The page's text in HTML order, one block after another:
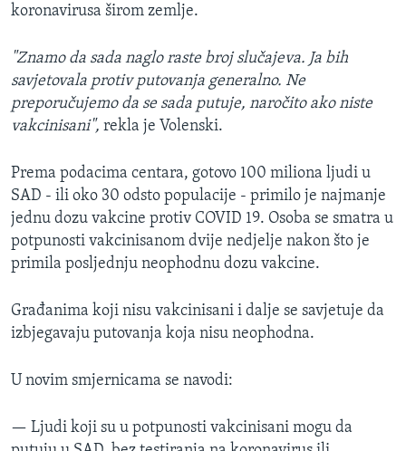
koronavirusa širom zemlje.
"Znamo da sada naglo raste broj slučajeva. Ja bih
savjetovala protiv putovanja generalno. Ne
preporučujemo da se sada putuje, naročito ako niste
vakcinisani", rekla je Volenski.
Prema podacima centara, gotovo 100 miliona ljudi u
SAD - ili oko 30 odsto populacije - primilo je najmanje
jednu dozu vakcine protiv COVID 19. Osoba se smatra u
potpunosti vakcinisanom dvije nedjelje nakon što je
primila posljednju neophodnu dozu vakcine.
Građanima koji nisu vakcinisani i dalje se savjetuje da
izbjegavaju putovanja koja nisu neophodna.
U novim smjernicama se navodi:
— Ljudi koji su u potpunosti vakcinisani mogu da